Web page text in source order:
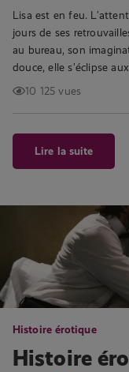
Lisa est en feu.
jours de ses
au bureau, son
douce, elle s’éclipse
10 125 vues
Lire la suite
Histoire érotique
Histoire